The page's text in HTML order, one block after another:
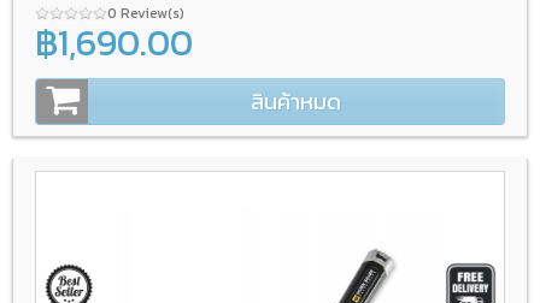
0 Review(s)
฿1,690.00
สินค้าหมด